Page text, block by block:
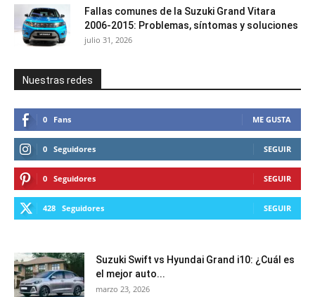
Fallas comunes de la Suzuki Grand Vitara
2006-2015: Problemas, síntomas y soluciones
julio 31, 2026
Nuestras redes
0 Fans ME GUSTA
0 Seguidores SEGUIR
0 Seguidores SEGUIR
428 Seguidores SEGUIR
Suzuki Swift vs Hyundai Grand i10: ¿Cuál es
el mejor auto...
marzo 23, 2026